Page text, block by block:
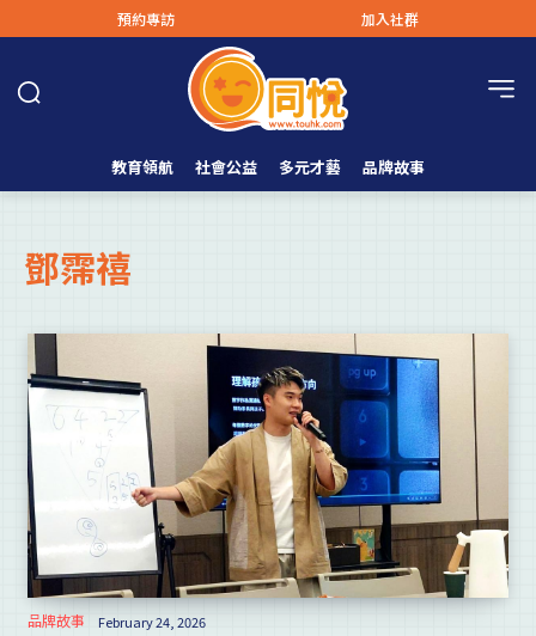
預約專訪 加入社群
教育領航 社會公益 多元才藝 品牌故事
鄧霈禧
品牌故事 February 24, 2026